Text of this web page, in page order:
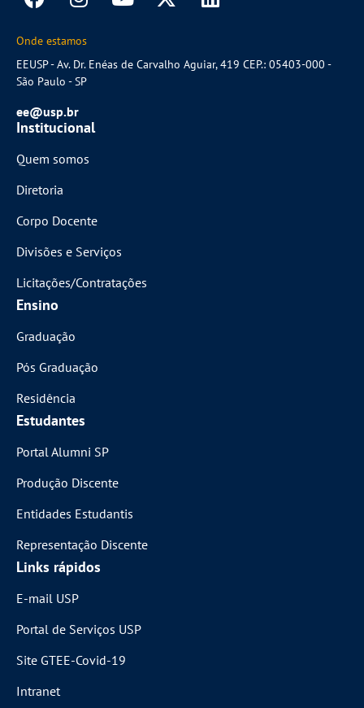
Onde estamos
EEUSP - Av. Dr. Enéas de Carvalho Aguiar, 419 CEP.: 05403-000 -
São Paulo - SP
ee@usp.br
Institucional
Quem somos
Diretoria
Corpo Docente
Divisões e Serviços
Licitações/Contratações
Ensino
Graduação
Pós Graduação
Residência
Estudantes
Portal Alumni SP
Produção Discente
Entidades Estudantis
Representação Discente
Links rápidos
E-mail USP
Portal de Serviços USP
Site GTEE-Covid-19
Intranet